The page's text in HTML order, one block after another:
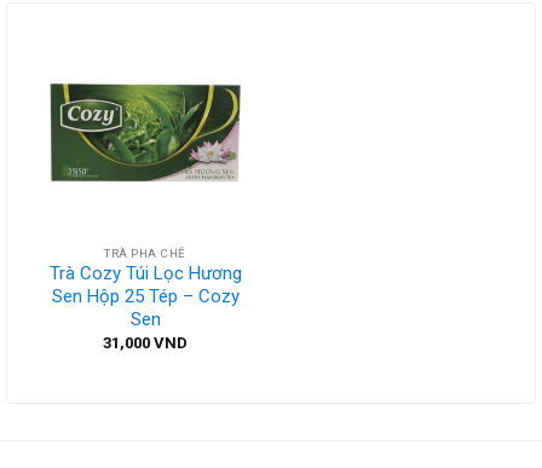
TRÀ PHA CHẾ
Trà Cozy Túi Lọc Hương
Sen Hộp 25 Tép – Cozy
Sen
31,000 VND